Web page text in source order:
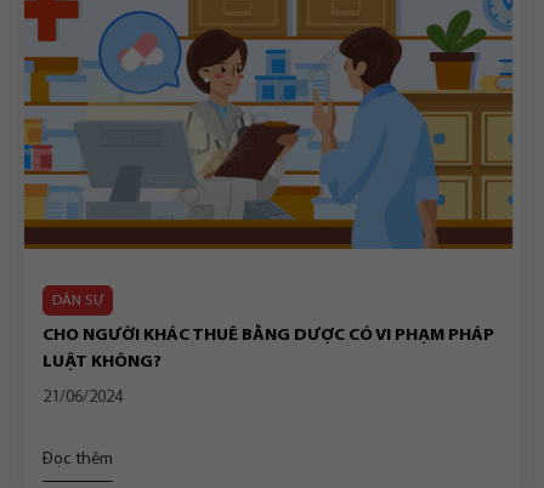
DÂN SỰ
CHO NGƯỜI KHÁC THUÊ BẰNG DƯỢC CÓ VI PHẠM PHÁP
LUẬT KHÔNG?
21/06/2024
Đọc thêm